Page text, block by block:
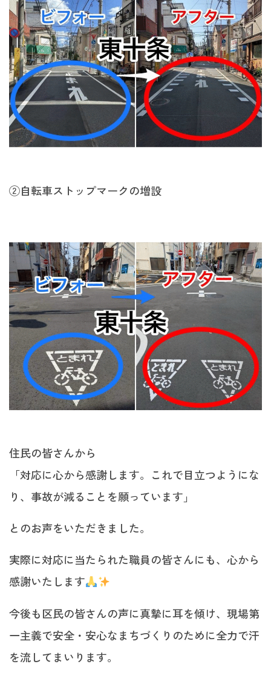
②自転車ストップマークの増設
住民の皆さんから
「対応に心から感謝します。これで目立つようにな
り、事故が減ることを願っています」
とのお声をいただきました。
実際に対応に当たられた職員の皆さんにも、心から
感謝いたします
今後も区民の皆さんの声に真摯に耳を傾け、現場第
一主義で安全・安心なまちづくりのために全力で汗
を流してまいります。